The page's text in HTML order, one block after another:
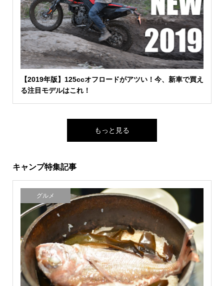
【2019年版】125ccオフロードがアツい！今、新車で買え
る注目モデルはこれ！
もっと見る
キャンプ特集記事
グルメ